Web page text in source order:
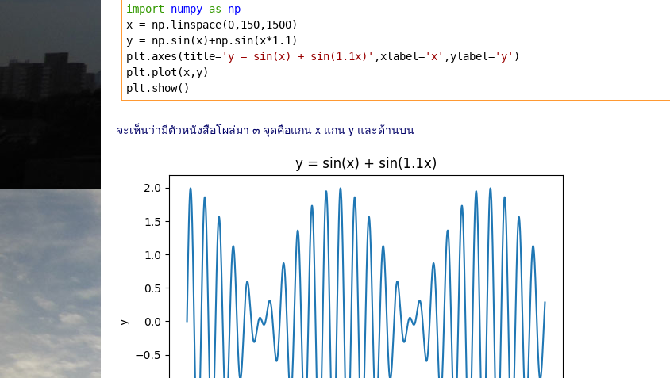
import
numpy as
np
x = np.linspace(0,150,1500)
y = np.sin(x)+np.sin(x*1.1)
plt.axes(title='y = sin(x) + sin(1.1x)' ,xlabel='x' ,ylabel='y' )
plt.plot(x,y)
plt.show()
จะเห็นว่ามีตัวหนังสือโผล่มา ๓ จุดคือแกน x แกน y และด้านบน